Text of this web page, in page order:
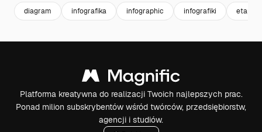
diagram infografika infographic infografiki etapy
Platforma kreatywna do realizacji Twoich najlepszych prac.
Ponad milion subskrybentów wśród twórców, przedsiębiorstw,
agencji i studiów.